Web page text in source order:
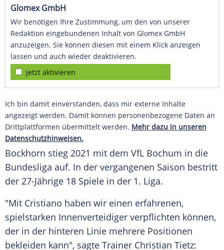
Glomex GmbH
Wir benötigen Ihre Zustimmung, um den von unserer
Redaktion eingebundenen Inhalt von Glomex GmbH
anzuzeigen. Sie können diesen mit einem Klick anzeigen
lassen und auch wieder deaktivieren.
jetzt aktivieren
Ich bin damit einverstanden, dass mir externe Inhalte
angezeigt werden. Damit können personenbezogene Daten an
Drittplattformen übermittelt werden. Mehr dazu in unseren
Datenschutzhinweisen.
Bockhorn stieg 2021 mit dem VfL Bochum in die
Bundesliga auf. In der vergangenen Saison bestritt
der 27-Jährige 18 Spiele in der 1. Liga.
"Mit Cristiano haben wir einen erfahrenen,
spielstarken Innenverteidiger verpflichten können,
der in der hinteren Linie mehrere Positionen
bekleiden kann", sagte Trainer Christian Tietz: